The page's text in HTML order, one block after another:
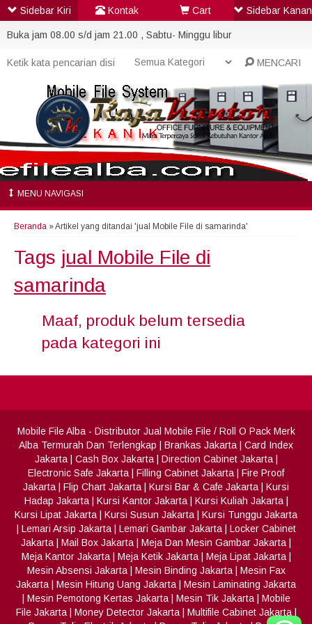
Buka jam 08.00 s/d jam 21.00 , Sabtu- Minggu libur
MENCARI
MENU NAVIGASI
Beranda »Artikel yang ditandai 'jual Mobile File di samarinda'
Tags jual Mobile File di
samarinda
Maaf, produk belum tersedia
pada kategori ini
Mobile File Alba- Distributor Jual Mobile File / Roll O Pack Merk
Alba Termurah Dan Terlengkap
Brankas Jakarta
Card Index
Jakarta| Cash Box Jakarta| Direction Cabinet Jakarta|
Electronic Safe Jakarta
Filling Cabinet Jakarta
Fire Proof
Jakarta
Flip Chart Jakarta Kursi Bar & Cafe Jakarta
Kursi
Hadap Jakarta| Kursi Kantor Jakarta| Kursi Kuliah Jakarta|
Kursi Lipat Jakarta
Kursi Susun Jakarta
Kursi Tunggu Jakarta
Lemari Arsip Jakarta| Lemari Gambar Jakarta| Locker Cabinet
Jakarta
Mail Box Jakarta Meja Dan Mesin Gambar Jakarta
Meja Kantor Jakarta| Meja Ketik Jakarta| Meja Lipat Jakarta|
Mesin Absensi Jakarta| Mesin Binding Jakarta| Mesin Fax
Jakarta
Mesin Hitung Uang Jakarta
Mesin Laminating Jakarta
Mesin Pemotong Kertas Jakarta| Mesin Tik Jakarta| Mobile
File Jakarta| Money Detector Jakarta| Multifile Cabinet Jakarta|
Sidebar Kiri Kontak Cart Sidebar Kanan